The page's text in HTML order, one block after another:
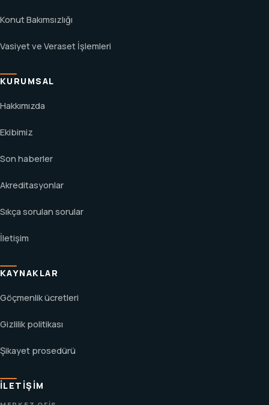
Konut Bakımsızlığı
Vasiyet ve Veraset İşlemleri
KURUMSAL
Hakkımızda
Ekibimiz
Son haberler
Akreditasyonlar
Sıkça sorulan sorular
İletişim
KAYNAKLAR
Göçmenlik ücretleri
Gizlilik politikası
Şikayet prosedürü
İLETIŞIM